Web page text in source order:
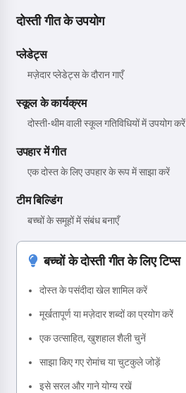
दोस्ती गीत के उपयोग
प्लेडेट्स
मज़ेदार प्लेडेट्स के दौरान गाएँ
स्कूल के कार्यक्रम
दोस्ती-थीम वाली स्कूल गतिविधियों में उपयोग करें
उपहार में गीत
एक दोस्त के लिए उपहार के रूप में साझा करें
टीम बिल्डिंग
बच्चों के समूहों में संबंध बनाएँ
बच्चों के दोस्ती गीत के लिए टिप्स
दोस्त के पसंदीदा खेल शामिल करें
मूर्खतापूर्ण या मज़ेदार शब्दों का प्रयोग करें
एक उत्साहित, खुशहाल शैली चुनें
साझा किए गए रोमांच या चुटकुले जोड़ें
इसे सरल और गाने योग्य रखें